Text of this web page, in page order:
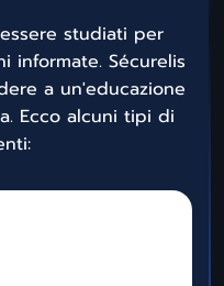
studiati per
informate. Sécurelis
a un'educazione
Ecco alcuni tipi di